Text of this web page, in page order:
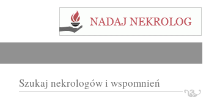
Szukaj nekrologów i wspomnień